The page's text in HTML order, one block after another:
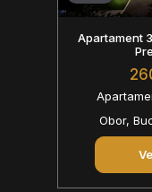
Apartament
Obor,